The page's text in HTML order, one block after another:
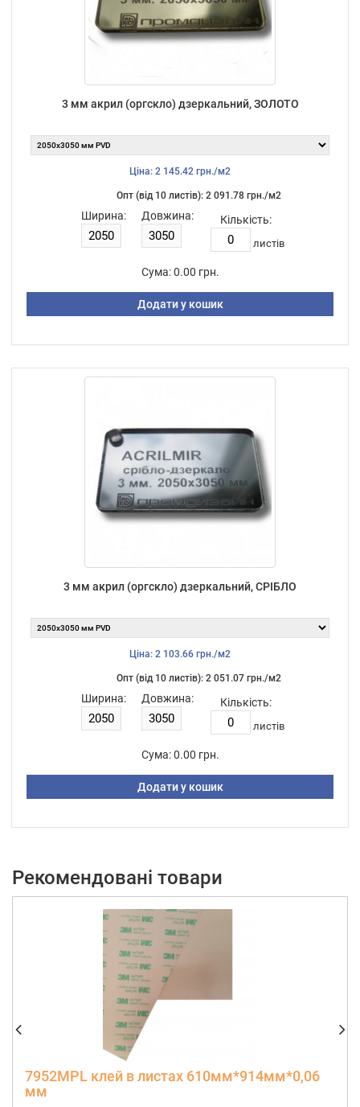
3 мм акрил (оргскло) дзеркальний, ЗОЛОТО
Ціна: 2 145.42 грн./м2
Опт (від 10 листiв): 2 091.78 грн./м2
Ширина: Довжина: Кількість:
листiв
Сума: 0.00 грн.
Додати у кошик
3 мм акрил (оргскло) дзеркальний, СРІБЛО
Ціна: 2 103.66 грн./м2
Опт (від 10 листiв): 2 051.07 грн./м2
Ширина: Довжина: Кількість:
листiв
Сума: 0.00 грн.
Додати у кошик
Рекомендовані товари
7952MPL клей в листах 610мм*914мм*0,06
мм